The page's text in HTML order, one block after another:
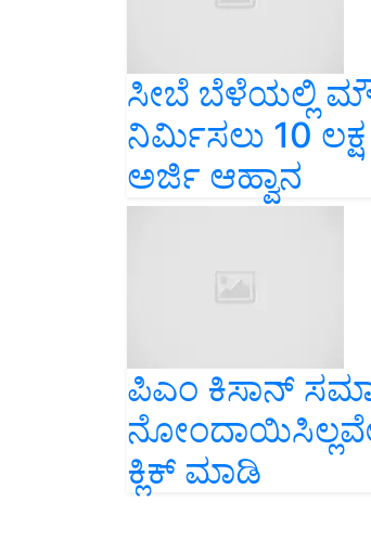
ಸೀಬೆ ಬೆಳೆಯಲ್ಲಿ
ನಿರ್ಮಿಸಲು 10
ಅರ್ಜಿ ಆಹ್ವಾನ
ಪಿಎಂ ಕಿಸಾನ್
ಕ್ಲಿಕ್ ಮಾಡಿ